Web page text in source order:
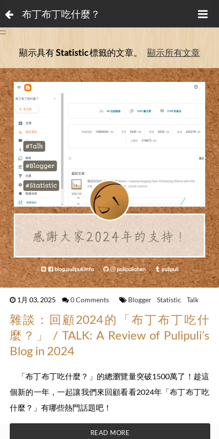
布丁布丁吃什麼？
:::
顯示具有Statistic標籤的文章。 顯示所有文章
1月 03, 2025 0 Comments Blogger Statistic Talk
雜談：回顧2024的「布丁布丁吃什
麼？」 / TALK: A Review of Pulipuli’s
Blog in 2024
「布丁布丁吃什麼？」的總瀏覽量突破1500萬了！趁這
個新的一年，一起讓我們來回顧看看2024年「布丁布丁吃
什麼？」有哪些熱門話題吧！
READ MORE